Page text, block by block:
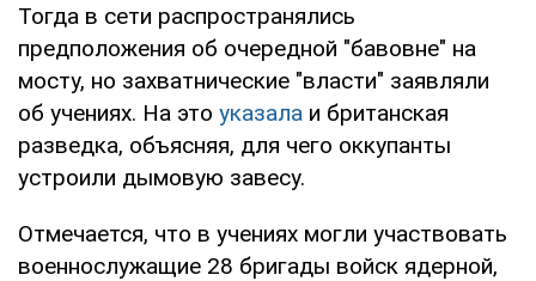
Тогда в сети распространялись
предположения об очередной "бавовне" на
мосту, но захватнические "власти" заявляли
об учениях. На это указала и британская
разведка, объясняя, для чего оккупанты
устроили дымовую завесу.
Отмечается, что в учениях могли участвовать
военнослужащие 28 бригады войск ядерной,